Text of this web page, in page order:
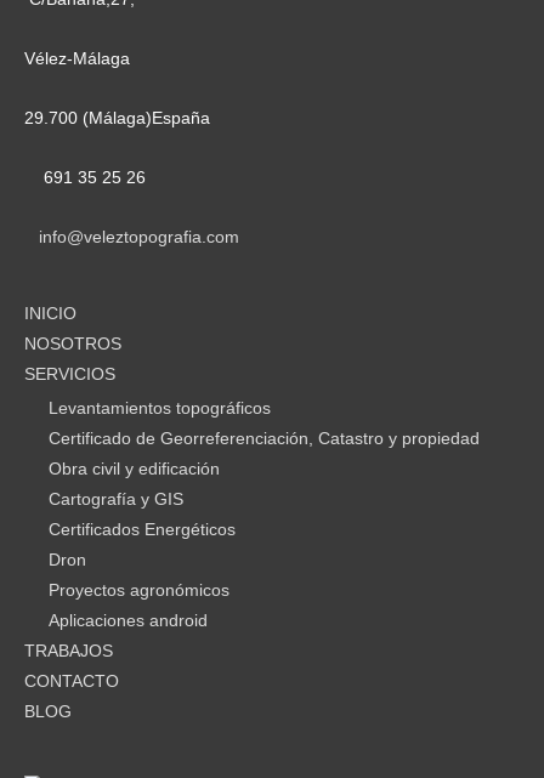
Vélez-Málaga
29.700 (Málaga)España
691 35 25 26
info@veleztopografia.com
INICIO
NOSOTROS
SERVICIOS
Levantamientos topográficos
Certificado de Georreferenciación, Catastro y propiedad
Obra civil y edificación
Cartografía y GIS
Certificados Energéticos
Dron
Proyectos agronómicos
Aplicaciones android
TRABAJOS
CONTACTO
BLOG